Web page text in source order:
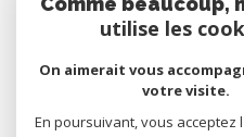
utilise les
On aimerait vous
votre visite.
En poursuivant, vous acceptez